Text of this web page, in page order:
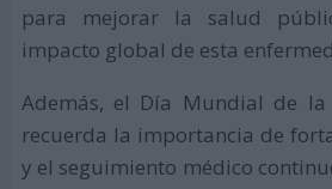
para mejorar la salud
impacto global de esta
Además, el Día Mundial de la
recuerda la importancia de
y el seguimiento médico